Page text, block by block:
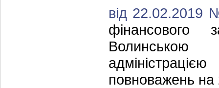
від 22.02.2019
фінансового
повноважень на